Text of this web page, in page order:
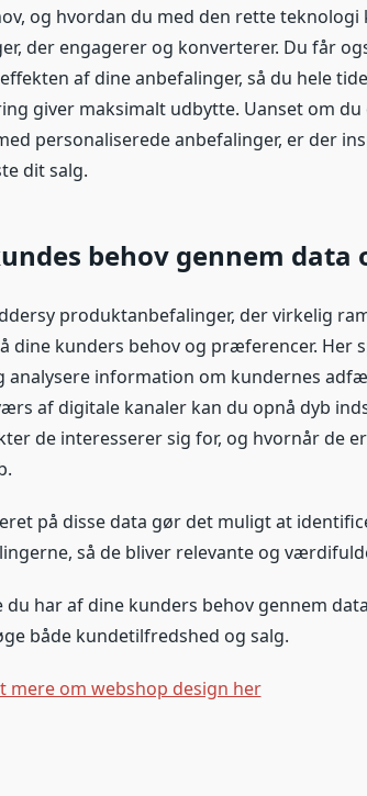
og hvordan du med den rette
der engagerer og konverterer. Du får
af dine anbefalinger, så du hele
giver maksimalt udbytte. Uanset om
personaliserede anbefalinger, er der
dit salg.
behov gennem data
produktanbefalinger, der virkelig
dine kunders behov og præferencer. Her
analysere information om kundernes
af digitale kanaler kan du opnå dyb
de interesserer sig for, og hvornår de
på disse data gør det muligt at
så de bliver relevante og
du har af dine kunders behov gennem
både kundetilfredshed og salg.
mere om webshop design her